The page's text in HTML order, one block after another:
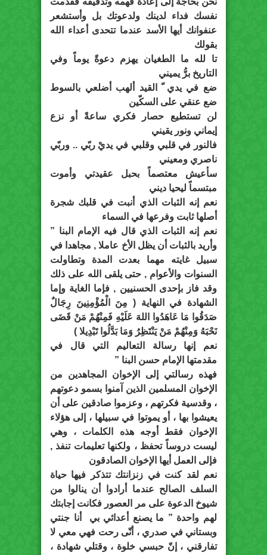
نفسك فداء لدينك ولدعوتك بل وأستشعر
عنفوانك أيها الأسد عندما تتحدى أعداء الله
بقولك
تا لله ما الطغيان يهزم دعوةً يوماً وفي
التاريخ برُّ يميني
ضع في يدي ّ القيد ألهب أضلعي بالسوط
ضع عنقي على السكّين
لن تستطيع حصار فكري ساعةً أو نزع
إيماني ونور يقيني
فالنور في قلبي وقلبي في يديْ ربّي .. وربّي
ناصري ومعيني
سأعيش معتصماً بحبل عقيدتي وأموت
مبتسماً ليحيا ديني
نعم إنه الثبات الذي أنبت في قلبك شجرة
أصلها ثابت وفرعها في السماء
نعم إنه الثبات الذي قال فيه الإمام البنا ”
وأريد بالثبات أن يظل الأخ عاملا , مجاهدا في
سبيل غايته مهما بعدت المدة وتطاولت
السنوات والأعوام , حتى يلقى الله على ذلك
وقد فاز بإحدى الحسنيين , فإما الغاية وإما
الشهادة في النهاية ( مِنَ الْمُؤْمِنِينَ رِجَالٌ
صَدَقُوا مَا عَاهَدُوا اللهَ عَلَيْهِ فَمِنْهُمْ مَنْ قَضَى
نَحْبَهُ وَمِنْهُمْ مَنْ يَنْتَظِرُ وَمَا بَدَّلُوا تَبْدِيلا )
نعم إنها رسالة التعاليم التي قال في
مقدمتها الإمام حسن البنا ”
فهذه رسالتي إلى الإخوان المجاهدين من
الإخوان المسلمين الذين آمنوا بسمو دعوتهم
، وقدسية فكرتهم ، وعزموا صادقين على أن
يعيشوا بها ، أو يموتوا في سبيلها ، إلى هؤلاء
الإخوان فقط أوجه هذه الكلمات ، وهي
ليست دروساً تحفظ ، ولكنها تعليمات تنفذ ,
فإلى العمل أيها الإخوان الصادقون
نعم لقد كنت في زنزانتك تتذكر فيها حياة
السلف الصالح عندما أرادوا أن ينالوا من
شيوخ الدعوة على مر العصور فكانت إجابتك
لهم واحدة ” ما يصنع أعدائي بي أنا جنتي
وبستاني في صدري ، أنّى رحت فهي معي لا
تفارقني ، إنّ حبسي خلوة ، وقتلي شهادة ،